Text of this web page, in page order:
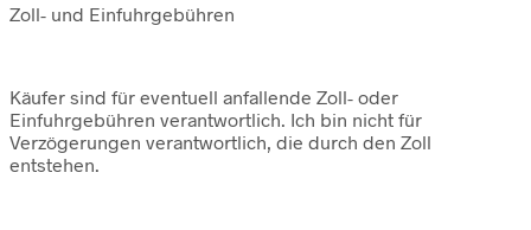
Zoll- und Einfuhrgebühren
Käufer sind für eventuell anfallende Zoll- oder
Einfuhrgebühren verantwortlich. Ich bin nicht für
Verzögerungen verantwortlich, die durch den Zoll
entstehen.